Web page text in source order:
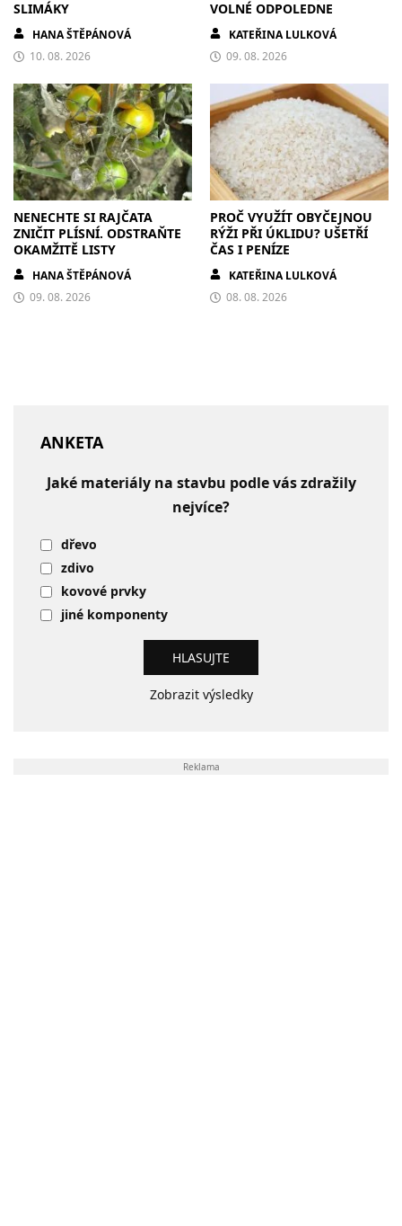
SLIMÁKY
HANA ŠTĚPÁNOVÁ
10. 08. 2026
VOLNÉ ODPOLEDNE
KATEŘINA LULKOVÁ
09. 08. 2026
NENECHTE SI RAJČATA
ZNIČIT PLÍSNÍ. ODSTRAŇTE
OKAMŽITĚ LISTY
HANA ŠTĚPÁNOVÁ
09. 08. 2026
PROČ VYUŽÍT OBYČEJNOU
RÝŽI PŘI ÚKLIDU? UŠETŘÍ
ČAS I PENÍZE
KATEŘINA LULKOVÁ
08. 08. 2026
ANKETA
Jaké materiály na stavbu podle vás zdražily
nejvíce?
dřevo
zdivo
kovové prvky
jiné komponenty
Zobrazit výsledky
Reklama